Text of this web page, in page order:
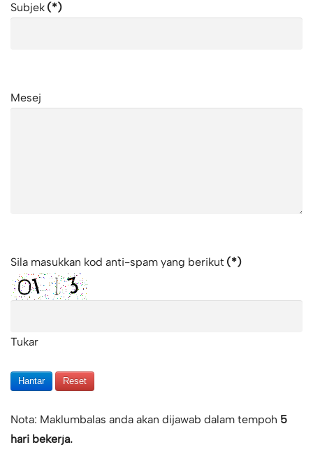
Subjek (*)
Mesej
Sila masukkan kod anti-spam yang berikut (*)
Tukar
Hantar Reset
Nota: Maklumbalas anda akan dijawab dalam tempoh 5
hari bekerja.